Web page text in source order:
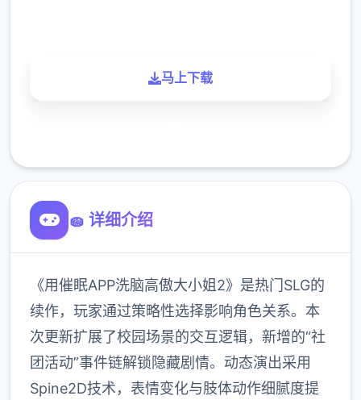
马上下载
🧽 详细介绍
《用催眠APP洗脑高傲大小姐2》是热门SLG的
续作，玩家通过策略性选择影响角色关系。本
次更新扩展了校园场景的交互逻辑，新增的“社
团活动”事件链解锁隐藏剧情。动态演出采用
Spine2D技术，表情变化与肢体动作细腻度提